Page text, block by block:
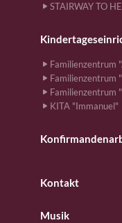
STAIRWAY TO
Familienzentrum
Familienzentrum
Familienzentrum
KITA "Immanuel"
Kontakt
Musik